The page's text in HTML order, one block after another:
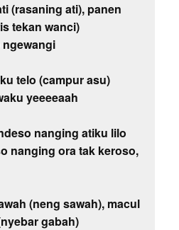
(rasaning ati), panen
tekan wanci)
telo (campur asu)
yeeeeaah
nanging atiku lilo
nanging ora tak keroso,
(neng sawah), macul
gabah)